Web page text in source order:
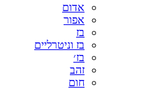
אדום
אפור
בז
בז וניטרליים
בז׳
זהב
חום